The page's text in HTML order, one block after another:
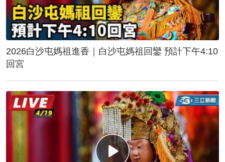
2026白沙屯媽祖進香｜白沙屯媽祖回鑾 預計下午4:10
回宮